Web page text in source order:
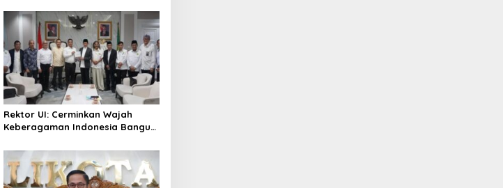
Rektor UI: Cerminkan Wajah
Keberagaman Indonesia Bangun
Agama